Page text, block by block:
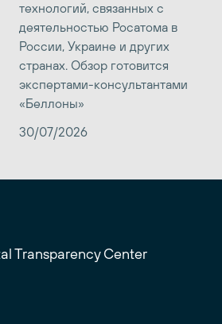
технологий, связанных с
деятельностью Росатома в
России, Украине и других
странах. Обзор готовится
экспертами-консультантами
«Беллоны»
30/07/2026
Transparency Center